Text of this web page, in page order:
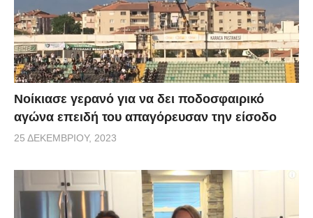
Νοίκιασε γερανό για να δει ποδοσφαιρικό
αγώνα επειδή του απαγόρευσαν την είσοδο
25 ΔΕΚΕΜΒΡΊΟΥ, 2023